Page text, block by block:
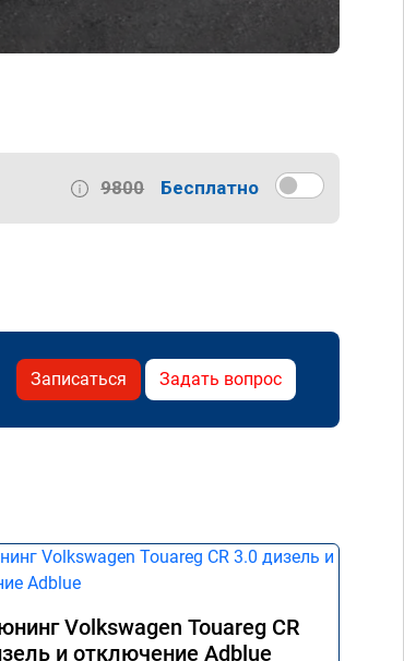
9800 Бесплатно
Записаться Задать вопрос
Volkswagen Touareg CR
и отключение Adblue